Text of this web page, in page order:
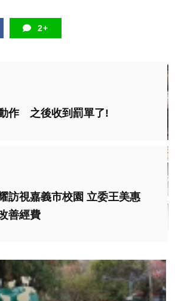
2+
作 之後收到罰單了!
訪視嘉義市校園 立委王美惠
善經費